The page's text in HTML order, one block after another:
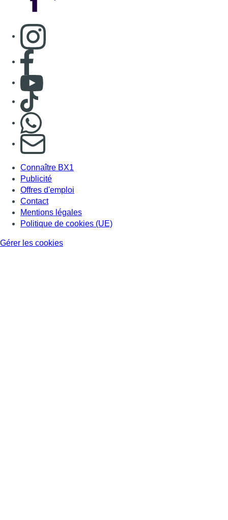
Consulter page Instagram
Consulter page Facebook
Consulter Youtube
Consulter TikTok
S'abonner à notre newsletter
Connaître BX1
Publicité
Offres d'emploi
Contact
Mentions légales
Politique de cookies (UE)
Gérer les cookies